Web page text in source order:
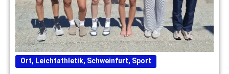
Ort, Leichtathletik, Schweinfurt, Sport